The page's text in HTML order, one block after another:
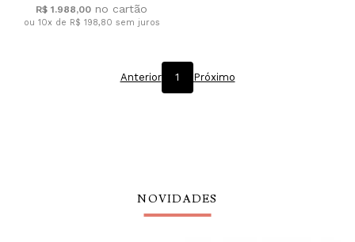
R$ 1.988,00
ou 10x de R$ 198,80 sem juros
Anterior 1 Próximo
NOVIDADES